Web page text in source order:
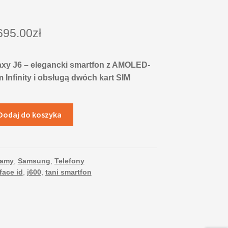
zł
J6 – elegancki smartfon z AMOLED-
Infinity i obsługą dwóch kart SIM
do koszyka
, Samsung Telefony
face id j600, tani smartfon